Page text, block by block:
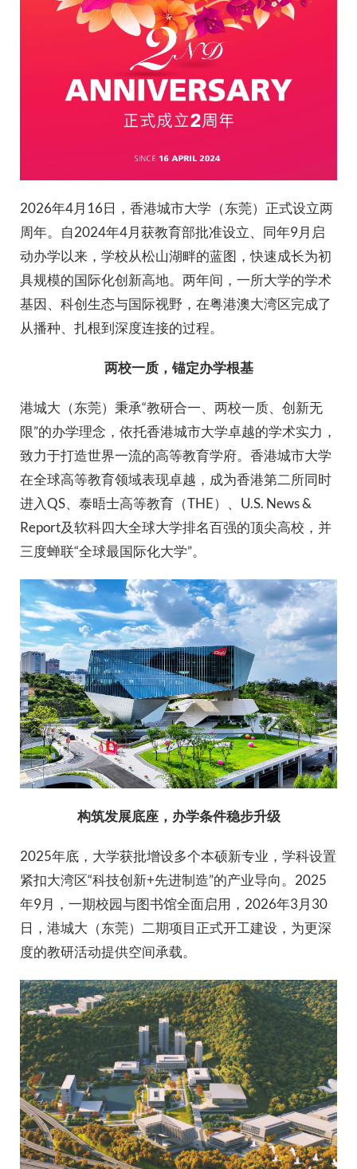
2026年4月16日，香港城市大学（东莞）正式设立两
周年。自2024年4月获教育部批准设立、同年9月启
动办学以来，学校从松山湖畔的蓝图，快速成长为初
具规模的国际化创新高地。两年间，一所大学的学术
基因、科创生态与国际视野，在粤港澳大湾区完成了
从播种、扎根到深度连接的过程。
两校一质，锚定办学根基
港城大（东莞）秉承“教研合一、两校一质、创新无
限”的办学理念，依托香港城市大学卓越的学术实力，
致力于打造世界一流的高等教育学府。香港城市大学
在全球高等教育领域表现卓越，成为香港第二所同时
进入QS、泰晤士高等教育（THE）、U.S. News &
Report及软科四大全球大学排名百强的顶尖高校，并
三度蝉联“全球最国际化大学”。
构筑发展底座，办学条件稳步升级
2025年底，大学获批增设多个本硕新专业，学科设置
紧扣大湾区“科技创新+先进制造”的产业导向。2025
年9月，一期校园与图书馆全面启用，2026年3月30
日，港城大（东莞）二期项目正式开工建设，为更深
度的教研活动提供空间承载。